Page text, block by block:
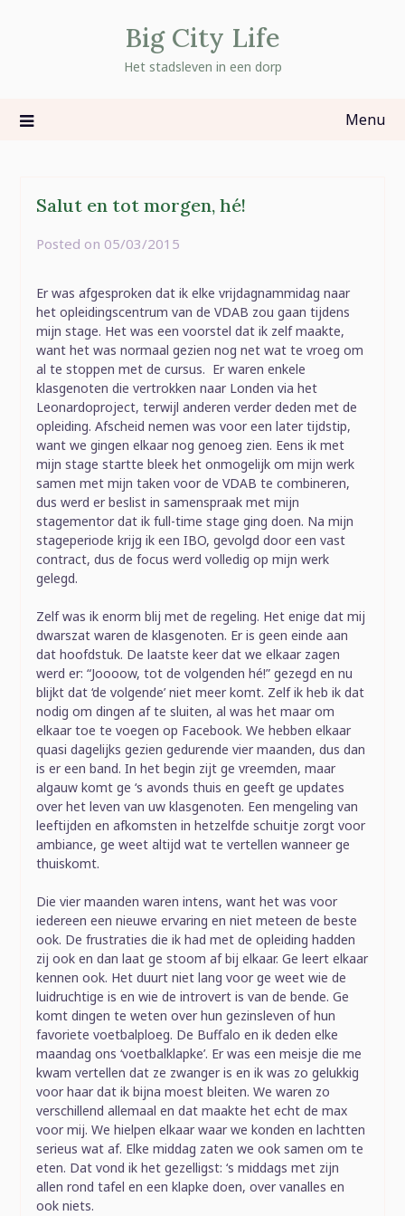
Big City Life
Het stadsleven in een dorp
Menu
Salut en tot morgen, hé!
Posted on 05/03/2015
Er was afgesproken dat ik elke vrijdagnammidag naar
het opleidingscentrum van de VDAB zou gaan tijdens
mijn stage. Het was een voorstel dat ik zelf maakte,
want het was normaal gezien nog net wat te vroeg om
al te stoppen met de cursus. Er waren enkele
klasgenoten die vertrokken naar Londen via het
Leonardoproject, terwijl anderen verder deden met de
opleiding. Afscheid nemen was voor een later tijdstip,
want we gingen elkaar nog genoeg zien. Eens ik met
mijn stage startte bleek het onmogelijk om mijn werk
samen met mijn taken voor de VDAB te combineren,
dus werd er beslist in samenspraak met mijn
stagementor dat ik full-time stage ging doen. Na mijn
stageperiode krijg ik een IBO, gevolgd door een vast
contract, dus de focus werd volledig op mijn werk
gelegd.
Zelf was ik enorm blij met de regeling. Het enige dat mij
dwarszat waren de klasgenoten. Er is geen einde aan
dat hoofdstuk. De laatste keer dat we elkaar zagen
werd er: “Joooow, tot de volgenden hé!” gezegd en nu
blijkt dat ‘de volgende’ niet meer komt. Zelf ik heb ik dat
nodig om dingen af te sluiten, al was het maar om
elkaar toe te voegen op Facebook. We hebben elkaar
quasi dagelijks gezien gedurende vier maanden, dus dan
is er een band. In het begin zijt ge vreemden, maar
algauw komt ge ‘s avonds thuis en geeft ge updates
over het leven van uw klasgenoten. Een mengeling van
leeftijden en afkomsten in hetzelfde schuitje zorgt voor
ambiance, ge weet altijd wat te vertellen wanneer ge
thuiskomt.
Die vier maanden waren intens, want het was voor
iedereen een nieuwe ervaring en niet meteen de beste
ook. De frustraties die ik had met de opleiding hadden
zij ook en dan laat ge stoom af bij elkaar. Ge leert elkaar
kennen ook. Het duurt niet lang voor ge weet wie de
luidruchtige is en wie de introvert is van de bende. Ge
komt dingen te weten over hun gezinsleven of hun
favoriete voetbalploeg. De Buffalo en ik deden elke
maandag ons ‘voetbalklapke’. Er was een meisje die me
kwam vertellen dat ze zwanger is en ik was zo gelukkig
voor haar dat ik bijna moest bleiten. We waren zo
verschillend allemaal en dat maakte het echt de max
voor mij. We hielpen elkaar waar we konden en lachtten
serieus wat af. Elke middag zaten we ook samen om te
eten. Dat vond ik het gezelligst: ‘s middags met zijn
allen rond tafel en een klapke doen, over vanalles en
ook niets.